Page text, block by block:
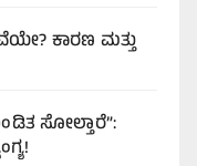
ಕಾರಣ ಮತ್ತು
ಸೋಲ್ತಾರೆ”: